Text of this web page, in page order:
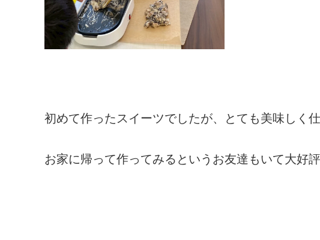
初めて作ったスイーツでしたが、とても美味しく
お家に帰って作ってみるというお友達もいて大好